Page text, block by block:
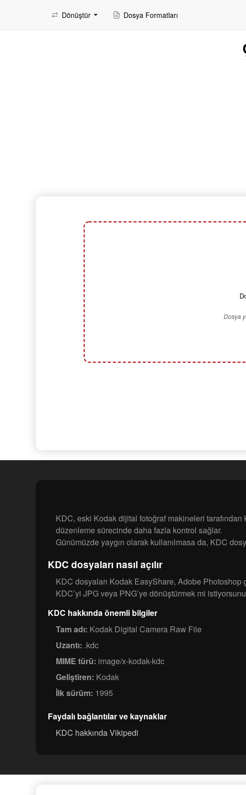
Dönüştür Dosya Formatları
Dosya
KDC, eski Kodak dijital fotoğraf makineleri
düzenleme sürecinde daha fazla kontrol sağlar.
Günümüzde yaygın olarak kullanılmasa da, KDC
KDC dosyaları nasıl açılır
KDC dosyaları Kodak EasyShare, Adobe
KDC’yi JPG veya PNG’ye dönüştürmek mi
KDC hakkında önemli bilgiler
Tam adı: Kodak Digital Camera Raw File
Uzantı: .kdc
MIME türü: image/x-kodak-kdc
Geliştiren: Kodak
İlk sürüm: 1995
Faydalı bağlantılar ve kaynaklar
KDC hakkında Vikipedi